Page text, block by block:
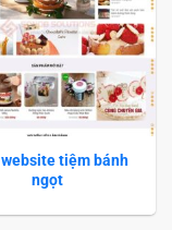
tiệm bánh
ngọt